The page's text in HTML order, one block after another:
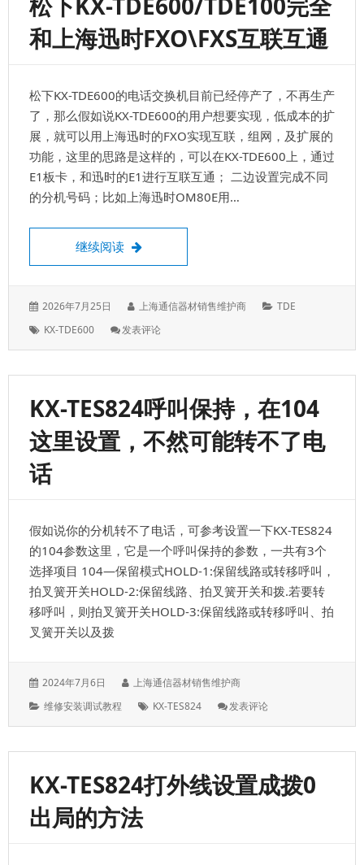
台
数
字
电
可
以
音
吗？
和上海迅时FXO\FXS互联互通
松下KX-TDE600的电话交换机目前已经停产了，不再生产
了，那么假如说KX-TDE600的用户想要实现，低成本的扩
展，就可以用上海迅时的FXO实现互联，组网，及扩展的
功能，这里的思路是这样的，可以在KX-TDE600上，通过
E1板卡，和迅时的E1进行互联互通； 二边设置完成不同
的分机号码；比如上海迅时OM80E用…
继续阅读 松下KX-TDE600/TDE100完全和上海迅时
发
于：
2026年7月25日
作
上海通信器材销售维护商
分
TDE
标
KX-TDE600 发表评论: 松
TDE600/TDE100
全
和
上
海
联
互
通
KX-TES824呼叫保持，在104
这里设置，不然可能转不了电
话
假如说你的分机转不了电话，可参考设置一下KX-TES824
的104参数这里，它是一个呼叫保持的参数，一共有3个
选择项目 104—保留模式HOLD-1:保留线路或转移呼叫，
拍叉簧开关HOLD-2:保留线路、拍叉簧开关和拨.若要转
移呼叫，则拍叉簧开关HOLD-3:保留线路或转移呼叫、拍
叉簧开关以及拨
发
于：
2024年7月6日
作
上海通信器材销售维护商
分
维修安装调试教程
标
KX-TES824 发表评论: KX-
叫
持，
在
KX-TES824打外线设置成拨0
出局的方法